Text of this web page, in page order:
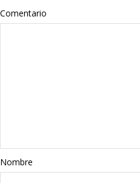
Informática
Stanley
Comentario